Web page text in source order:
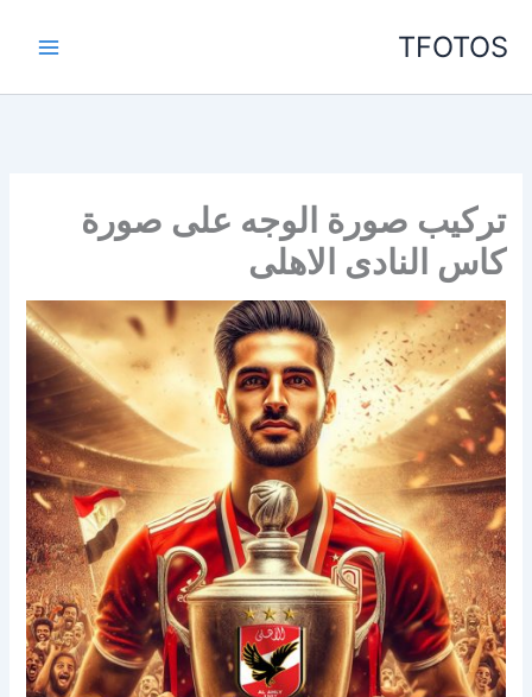
TFOTOS
تركيب صورة الوجه على صورة
كاس النادى الاهلى